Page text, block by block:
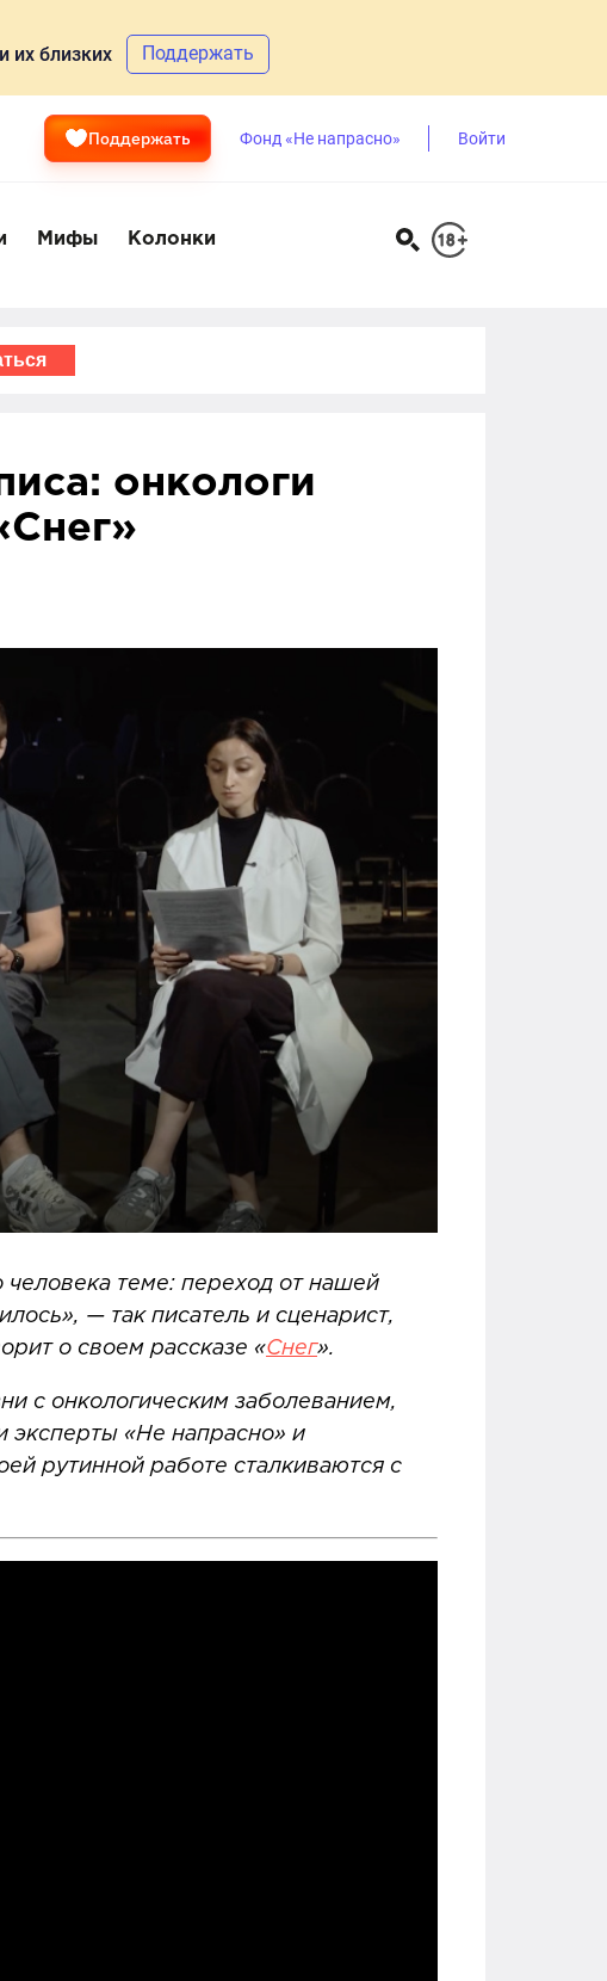
их близких Поддержать
Поддержать Фонд «Не напрасно» Войти
Мифы Колонки
онкологи
человека теме: переход от нашей
— так писатель и сценарист,
о своем рассказе «Снег».
с онкологическим заболеванием,
эксперты «Не напрасно» и
рутинной работе сталкиваются с